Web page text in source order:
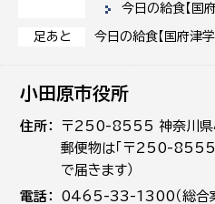
今日の給食【国
足あと 今日の給食【国府津
小田原市役所
住所
〒250-8555 神奈川県
郵便物は「〒250-8555
で届きます）
電話
0465-33-1300（総合